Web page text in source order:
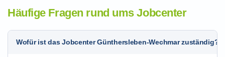
Häufige Fragen rund ums Jobcenter
Wofür ist das Jobcenter Günthersleben-Wechmar zuständig?